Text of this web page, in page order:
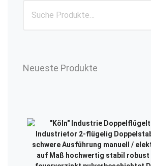
Neueste Produkte